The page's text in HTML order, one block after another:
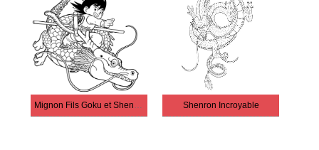
Mignon Fils Goku et Shenron Shenron Incroyable